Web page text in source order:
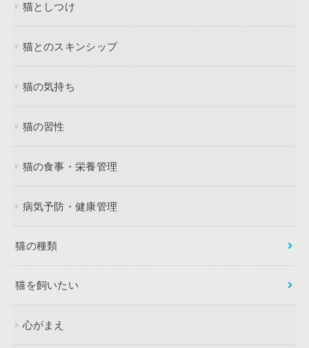
猫としつけ
猫とのスキンシップ
猫の気持ち
猫の習性
猫の食事・栄養管理
病気予防・健康管理
猫の種類
猫を飼いたい
心がまえ